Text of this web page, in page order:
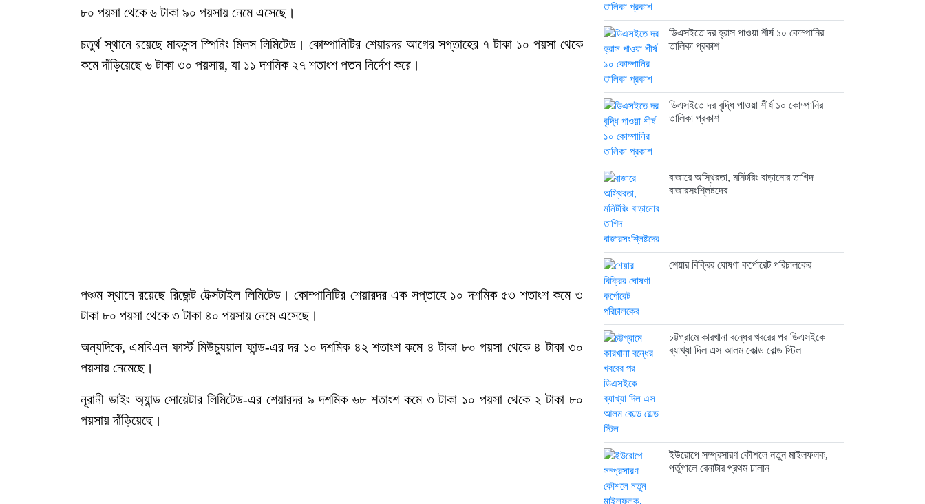
৮০ পয়সা থেকে ৬ টাকা ৯০ পয়সায় নেমে এসেছে।
চতুর্থ স্থানে রয়েছে মাকসন্স স্পিনিং মিলস লিমিটেড। কোম্পানিটির শেয়ারদর আগের সপ্তাহের ৭ টাকা ১০ পয়সা থেকে
কমে দাঁড়িয়েছে ৬ টাকা ৩০ পয়সায়, যা ১১ দশমিক ২৭ শতাংশ পতন নির্দেশ করে।
পঞ্চম স্থানে রয়েছে রিজেন্ট টেক্সটাইল লিমিটেড। কোম্পানিটির শেয়ারদর এক সপ্তাহে ১০ দশমিক ৫৩ শতাংশ কমে ৩
টাকা ৮০ পয়সা থেকে ৩ টাকা ৪০ পয়সায় নেমে এসেছে।
অন্যদিকে, এমবিএল ফার্স্ট মিউচ্যুয়াল ফান্ড-এর দর ১০ দশমিক ৪২ শতাংশ কমে ৪ টাকা ৮০ পয়সা থেকে ৪ টাকা ৩০
পয়সায় নেমেছে।
নূরানী ডাইং অ্যান্ড সোয়েটার লিমিটেড-এর শেয়ারদর ৯ দশমিক ৬৮ শতাংশ কমে ৩ টাকা ১০ পয়সা থেকে ২ টাকা ৮০
পয়সায় দাঁড়িয়েছে।
ডিএসইতে দর হ্রাস পাওয়া শীর্ষ ১০ কোম্পানির
তালিকা প্রকাশ
ডিএসইতে দর বৃদ্ধি পাওয়া শীর্ষ ১০ কোম্পানির
তালিকা প্রকাশ
বাজারে অস্থিরতা, মনিটরিং বাড়ানোর তাগিদ
বাজারসংশ্লিষ্টদের
শেয়ার বিক্রির ঘোষণা কর্পোরেট পরিচালকের
চট্টগ্রামে কারখানা বন্ধের খবরের পর ডিএসইকে
ব্যাখ্যা দিল এস আলম কোল্ড রোল্ড স্টিল
ইউরোপে সম্প্রসারণ কৌশলে নতুন মাইলফলক,
পর্তুগালে রেনাটার প্রথম চালান